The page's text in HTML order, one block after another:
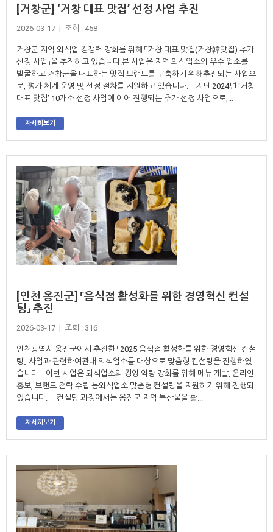
[거창군] ‘거창 대표 맛집’ 선정 사업 추진
2026-03-17 | 조회 : 458
거창군 지역 외식업 경쟁력 강화를 위해 「거창 대표 맛집(거창韓맛집) 추가
선정 사업」을 추진하고 있습니다.본 사업은 지역 외식업소의 우수 업소를
발굴하고 거창군을 대표하는 맛집 브랜드를 구축하기 위해추진되는 사업으
로, 평가 체계 운영 및 선정 절차를 지원하고 있습니다. 지난 2024년 ‘거창
대표 맛집’ 10개소 선정 사업에 이어 진행되는 추가 선정 사업으로,...
자세히보기
[인천 옹진군] 「음식점 활성화를 위한 경영혁신 컨설
팅」 추진
2026-03-17 | 조회 : 316
인천광역시 옹진군에서 추진한 「2025 음식점 활성화를 위한 경영혁신 컨설
팅」 사업과 관련하여관내 외식업소를 대상으로 맞춤형 컨설팅을 진행하였
습니다. 이번 사업은 외식업소의 경영 역량 강화를 위해 메뉴 개발, 온라인
홍보, 브랜드 전략 수립 등외식업소 맞춤형 컨설팅을 지원하기 위해 진행되
었습니다. 컨설팅 과정에서는 옹진군 지역 특산물을 활...
자세히보기